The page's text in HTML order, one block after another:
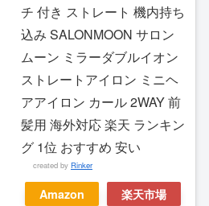
チ 付き ストレート 機内持ち
込み SALONMOON サロン
ムーン ミラーダブルイオン
ストレートアイロン ミニヘ
アアイロン カール 2WAY 前
髪用 海外対応 楽天 ランキン
グ 1位 おすすめ 安い
created by Rinker
Amazon 楽天市場